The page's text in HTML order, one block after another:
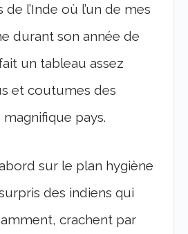
l’Inde où l’un de mes
durant son année de
un tableau assez
et coutumes des
pays.
sur le plan hygiène
des indiens qui
crachent par